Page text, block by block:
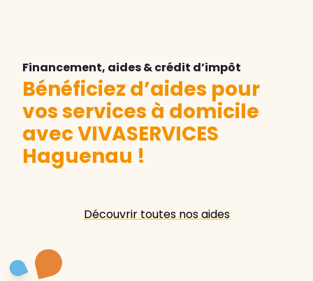
Financement, aides & crédit d’impôt
Bénéficiez d’aides pour
vos services à domicile
avec VIVASERVICES
Haguenau !
Découvrir toutes nos aides